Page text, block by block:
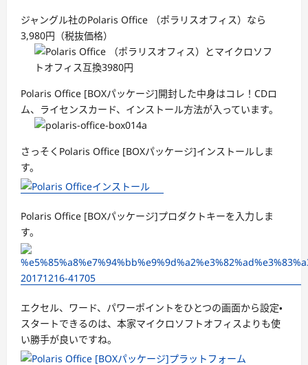
ジャングル社のPolaris Office （ポラリスオフィス）なら
3,980円（税抜価格）
Polaris Office [BOXパッケージ]開封した中身はコレ！CDロ
ム、ライセンスカード、インストール方法が入っています。
さっそくPolaris Office [BOXパッケージ]インストールしま
す。
Polaris Office [BOXパッケージ]プロダクトキーを入力しま
す。
エクセル、ワード、パワーポイントをひとつの画面から設定・
スタートできるのは、本家マイクロソフトオフィスよりも使
い勝手が良いですね。